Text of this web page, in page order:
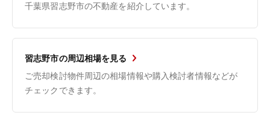
千葉県習志野市の不動産を紹介しています。
習志野市の周辺相場を見る
ご売却検討物件周辺の相場情報や購入検討者情報などが
チェックできます。